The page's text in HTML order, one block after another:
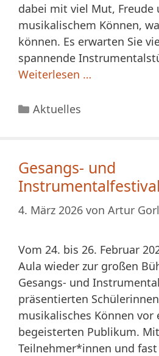
dabei mit viel Mut, Freude
musikalischem Können,
können. Es erwarten Sie
spannende
Weiterlesen …
Kategorien
Aktuelles
Gesangs- und
4. März 2026 von Artur
Vom 24. bis 26. Februar
Aula wieder zur großen
Gesangs- und
präsentierten
musikalisches Können vor
begeisterten Publikum.
Teilnehmer*innen und